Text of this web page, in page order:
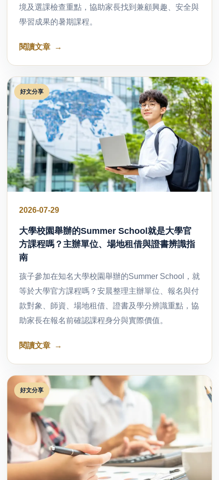
境及選課檢查重點，協助家長找到兼顧興趣、安全與
學習成果的暑期課程。
閱讀文章
好文分享
2026-07-29
大學校園舉辦的Summer School就是大學官
方課程嗎？主辦單位、場地租借與證書辨識指
南
孩子參加在知名大學校園舉辦的Summer School，就
等於大學官方課程嗎？安晨整理主辦單位、報名與付
款對象、師資、場地租借、證書及學分辨識重點，協
助家長在報名前確認課程身分與實際價值。
閱讀文章
好文分享